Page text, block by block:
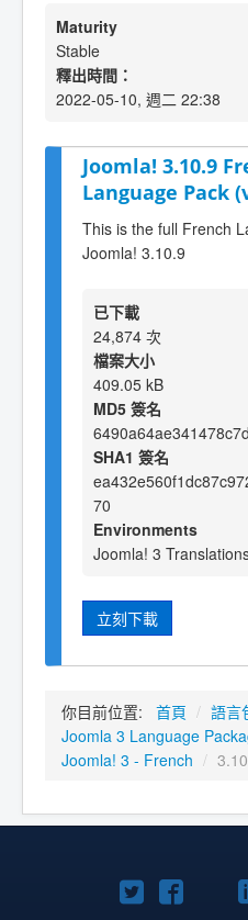
Maturity
Stable
釋出時間：
2022-05-10, 週二 22:38
Joomla! 3.10.9
Language Pack
This is the full French
Joomla! 3.10.9
已下載
24,874 次
檔案大小
409.05 kB
MD5 簽名
SHA1 簽名
70
Environments
Joomla! 3
立刻下載
你目前位置: 首頁 / 語言
Joomla 3 Language
Joomla! 3 - French /
Twitter